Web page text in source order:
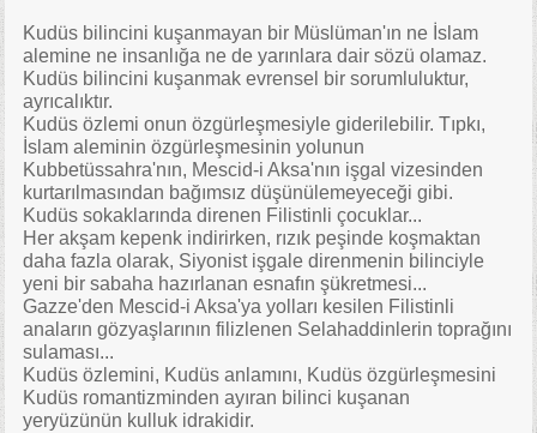
Kudüs bilincini kuşanmayan bir Müslüman'ın ne İslam
alemine ne insanlığa ne de yarınlara dair sözü olamaz.
Kudüs bilincini kuşanmak evrensel bir sorumluluktur,
ayrıcalıktır.
Kudüs özlemi onun özgürleşmesiyle giderilebilir. Tıpkı,
İslam aleminin özgürleşmesinin yolunun
Kubbetüssahra'nın, Mescid-i Aksa'nın işgal vizesinden
kurtarılmasından bağımsız düşünülemeyeceği gibi.
Kudüs sokaklarında direnen Filistinli çocuklar...
Her akşam kepenk indirirken, rızık peşinde koşmaktan
daha fazla olarak, Siyonist işgale direnmenin bilinciyle
yeni bir sabaha hazırlanan esnafın şükretmesi...
Gazze'den Mescid-i Aksa'ya yolları kesilen Filistinli
anaların gözyaşlarının filizlenen Selahaddinlerin toprağını
sulaması...
Kudüs özlemini, Kudüs anlamını, Kudüs özgürleşmesini
Kudüs romantizminden ayıran bilinci kuşanan
yeryüzünün kulluk idrakidir.